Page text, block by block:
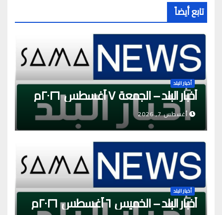
تابع أيضاً
أخبار البلد
أخبار البلد – الجمعة ٧ أغسطس ٢٠٢٦م
أغسطس 7, 2026
أخبار البلد
أخبار البلد – الخميس ٦ أغسطس ٢٠٢٦م